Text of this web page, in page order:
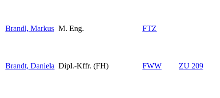
Brandl, Markus M. Eng. FTZ
Brandt, Daniela Dipl.-Kffr. (FH) FWW ZU 209